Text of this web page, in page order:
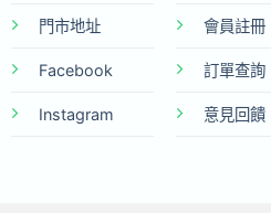
門市地址
Facebook
Instagram
會員註冊
訂單查詢
意見回饋